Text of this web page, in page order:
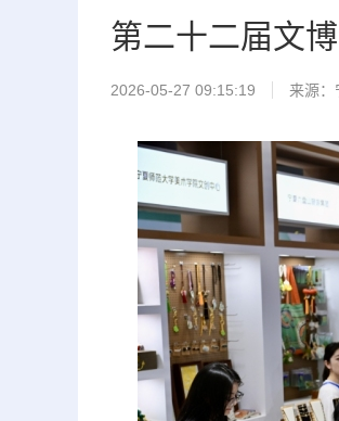
第二十二届文
2026-05-27 09:15:19 来源：